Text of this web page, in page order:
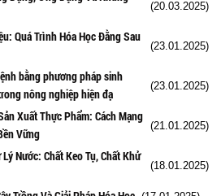
(20.03.2025)
Quá Trình Hóa Học Đằng Sau
(23.01.2025)
bằng phương pháp sinh
nông nghiệp hiện đạ
(23.01.2025)
Xuất Thực Phẩm: Cách Mạng
Vững
(21.01.2025)
Nước: Chất Keo Tụ, Chất Khử
(18.01.2025)